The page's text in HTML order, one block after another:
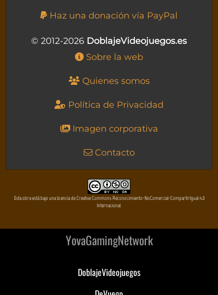
Haz una donación vía PayPal
© 2012-2026 DoblajeVideojuegos.es
Sobre la web
Quienes somos
Política de Privacidad
Imagen corporativa
Contacto
Esta obra está bajo una licencia de Creative Commons Reconocimiento-NoComercial-CompartirIgual 4.0
Internacional
YovaGamingNetwork
DoblajeVideojuegos